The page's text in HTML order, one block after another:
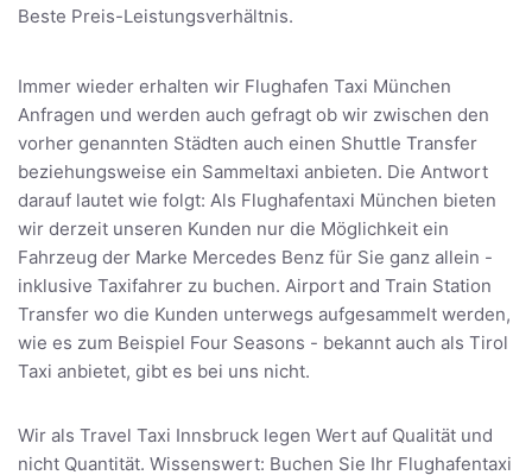
Beste Preis-Leistungsverhältnis.
Immer wieder erhalten wir Flughafen Taxi München
Anfragen und werden auch gefragt ob wir zwischen den
vorher genannten Städten auch einen Shuttle Transfer
beziehungsweise ein Sammeltaxi anbieten. Die Antwort
darauf lautet wie folgt: Als Flughafentaxi München bieten
wir derzeit unseren Kunden nur die Möglichkeit ein
Fahrzeug der Marke Mercedes Benz für Sie ganz allein -
inklusive Taxifahrer zu buchen. Airport and Train Station
Transfer wo die Kunden unterwegs aufgesammelt werden,
wie es zum Beispiel Four Seasons - bekannt auch als Tirol
Taxi anbietet, gibt es bei uns nicht.
Wir als Travel Taxi Innsbruck legen Wert auf Qualität und
nicht Quantität. Wissenswert: Buchen Sie Ihr Flughafentaxi